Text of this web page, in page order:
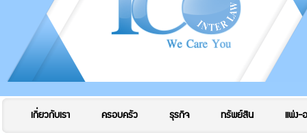
เกี่ยวกับเรา ครอบครัว ธุรกิจ ทรัพย์สิน แพ่ง-